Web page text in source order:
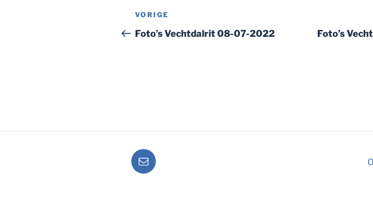
Bericht
navigatie
Vorig
bericht
VORIGE
Foto’s Vechtdalrit 08-07-2022 Foto’s
E-
mail